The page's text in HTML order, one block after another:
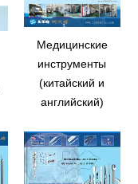
Медицинские
инструменты
(китайский и
английский)